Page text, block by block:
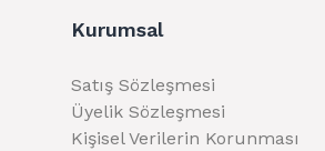
Kurumsal
Satış Sözleşmesi
Üyelik Sözleşmesi
Kişisel Verilerin Korunması